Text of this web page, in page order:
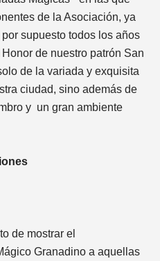
de la Asociación, ya
supuesto todos los años
de nuestro patrón San
de la variada y exquisita
ciudad, sino además de
y un gran ambiente
de mostrar el
Granadino a aquellas